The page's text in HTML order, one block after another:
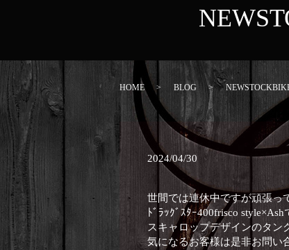
HOME BLOG
2024/04/30
世間では連休中ですが頑張っ
ﾄﾞﾗｯｸﾞｽﾀｰ400frisco
スキャロップデザインのタ
気になるお客様は是非お問い